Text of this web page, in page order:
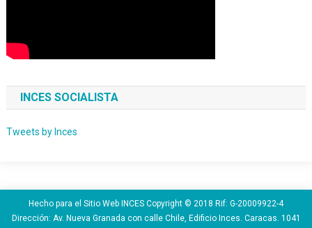
INCES SOCIALISTA
Tweets by Inces
Hecho para el Sitio Web INCES Copyright © 2018 Rif: G-20009922-4
Dirección: Av. Nueva Granada con calle Chile, Edificio Inces. Caracas. 1041